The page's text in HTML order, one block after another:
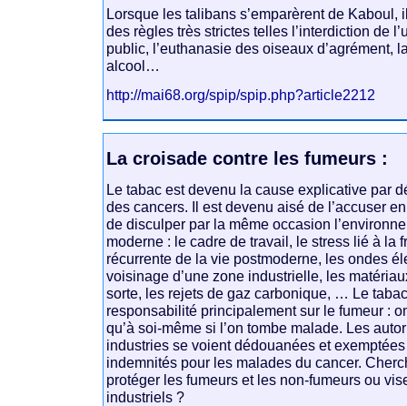
Lorsque les talibans s’emparèrent de Kaboul,
des règles très strictes telles l’interdiction de
public, l’euthanasie des oiseaux d’agrément,
alcool…
http://mai68.org/spip/spip.php?article2212
La croisade contre les fumeurs :
Le tabac est devenu la cause explicative par
des cancers. Il est devenu aisé de l’accuser
de disculper par la même occasion
moderne : le cadre de travail, le stress lié à la
récurrente de la vie postmoderne, les ondes
voisinage d’une zone industrielle, les
sorte, les rejets de gaz carbonique, … Le
responsabilité principalement sur le fumeur :
qu’à soi-même si l’on tombe malade. Les
industries se voient dédouanées et
indemnités pour les malades du cancer.
protéger les fumeurs et les non-fumeurs ou
industriels ?